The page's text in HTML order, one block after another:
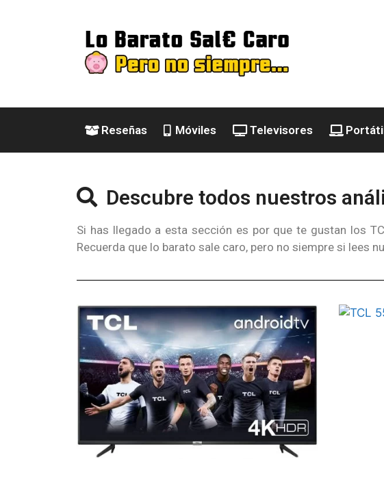
Reseñas Móviles Televisores
Descubre todos nuestros
Si has llegado a esta sección es por que te gustan los
Recuerda que lo barato sale caro, pero no siempre si lees